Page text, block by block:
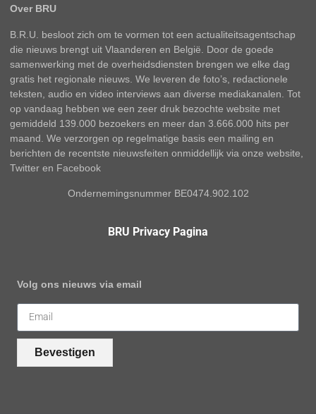
Over BRU
B.R.U. besloot zich om te vormen tot een actualiteitsagentschap
die nieuws brengt uit Vlaanderen en België. Door de goede
samenwerking met de overheidsdiensten brengen we elke dag
gratis het regionale nieuws. We leveren de foto’s, redactionele
teksten, audio en video interviews aan diverse mediakanalen. Tot
op vandaag hebben we een zeer druk bezochte website met
gemiddeld 139.000 bezoekers en meer dan 3.666.000 hits per
maand. We verzorgen op regelmatige basis een mailing en
berichten de recentste nieuwsfeiten onmiddellijk via onze website,
Twitter en Facebook
Ondernemingsnummer BE0474.902.102
BRU Privacy Pagina
Volg ons nieuws via email
Bevestigen